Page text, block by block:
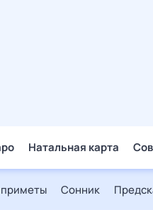
Натальная карта
Сонник